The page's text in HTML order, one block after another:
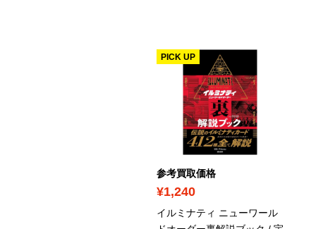
参考買取価格
¥1,240
PICK UP
イルミナティ ニューワール